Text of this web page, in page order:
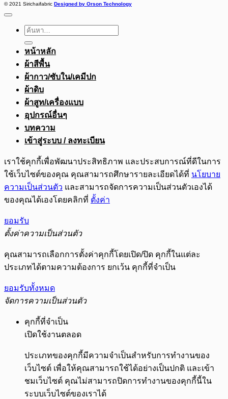
© 2021 Sirichaifabric Designed by Orson Technology
ค้นหา:
หน้าหลัก
ผ้าสีพื้น
ผ้ากาว/ซับใน/เคมีปก
ผ้าดิบ
ผ้าสูท/เครื่องแบบ
อุปกรณ์อื่นๆ
บทความ
เข้าสู่ระบบ / ลงทะเบียน
เราใช้คุกกี้เพื่อพัฒนาประสิทธิภาพ และประสบการณ์ที่ดีในการ
ใช้เว็บไซต์ของคุณ คุณสามารถศึกษารายละเอียดได้ที่ นโยบาย
ความเป็นส่วนตัว และสามารถจัดการความเป็นส่วนตัวเองได้
ของคุณได้เองโดยคลิกที่ ตั้งค่า
ยอมรับ
ตั้งค่าความเป็นส่วนตัว
คุณสามารถเลือกการตั้งค่าคุกกี้โดยเปิด/ปิด คุกกี้ในแต่ละ
ประเภทได้ตามความต้องการ ยกเว้น คุกกี้ที่จำเป็น
ยอมรับทั้งหมด
จัดการความเป็นส่วนตัว
คุกกี้ที่จำเป็น
เปิดใช้งานตลอด
ประเภทของคุกกี้มีความจำเป็นสำหรับการทำงานของ
เว็บไซต์ เพื่อให้คุณสามารถใช้ได้อย่างเป็นปกติ และเข้า
ชมเว็บไซต์ คุณไม่สามารถปิดการทำงานของคุกกี้นี้ใน
ระบบเว็บไซต์ของเราได้